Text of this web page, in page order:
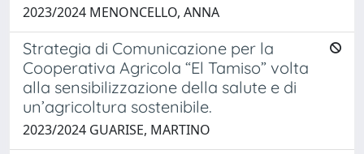
2023/2024 MENONCELLO, ANNA
Strategia di Comunicazione per la
Cooperativa Agricola “El Tamiso” volta
alla sensibilizzazione della salute e di
un’agricoltura sostenibile.
2023/2024 GUARISE, MARTINO